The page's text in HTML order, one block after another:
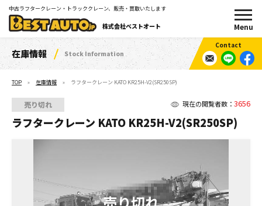
中古ラフタークレーン・トラッククレーン、販売・買取いたします
株式会社ベストオート
在庫情報 Stock Information
TOP 在庫情報 ラフタークレーン KATO KR25H-V2(SR250SP)
現在の閲覧者数： 3656
売り切れ
ラフタークレーン KATO KR25H-V2(SR250SP)